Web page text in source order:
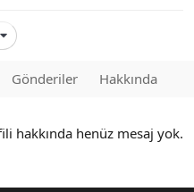
Gönderiler Hakkında
hakkında henüz mesaj yok.